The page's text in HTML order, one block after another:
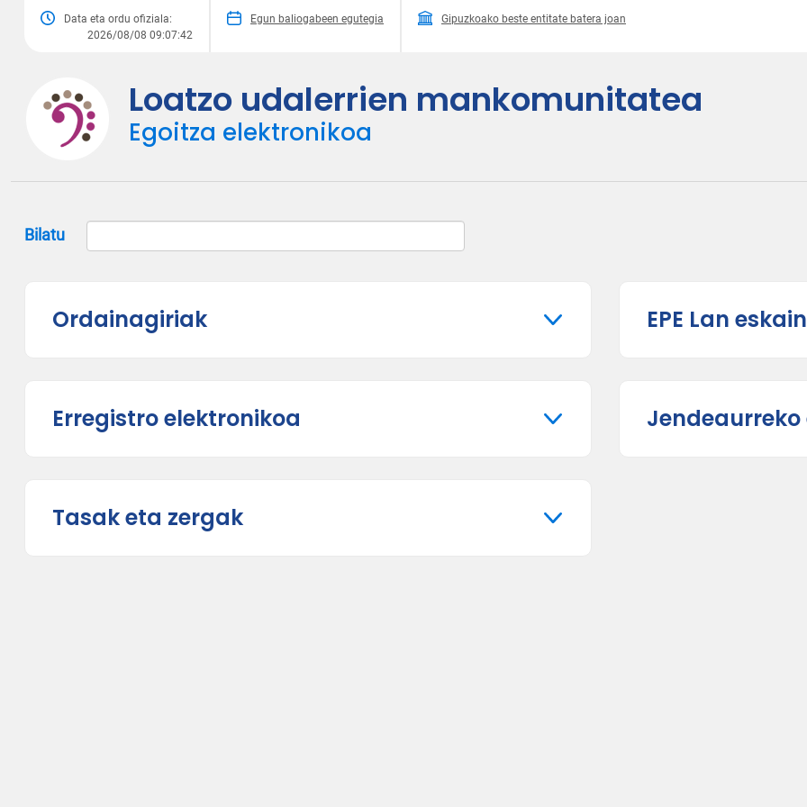
Loatzo udalerrien mankomunitatea
Egoitza elektronikoa
Data eta ordu ofiziala:
2026/08/08 09:07:42
Egun baliogabeen egutegia Gipuzkoako beste entitate batera joan
Bilatu
Ordainagiriak
Erregistro elektronikoa
Tasak eta zergak
EPE Lan